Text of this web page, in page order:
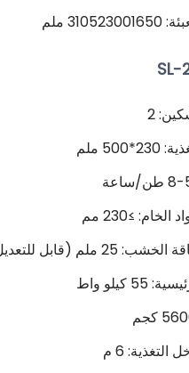
ملم
2
ملم
الخام: ≥230 مم
ملم (قابل للتعديل)
كيلو واط
6 م